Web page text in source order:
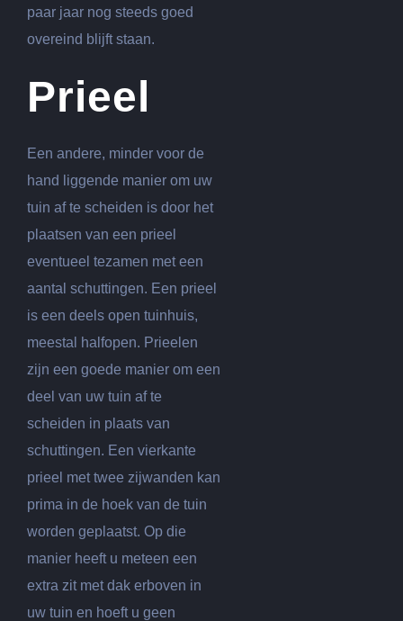
paar jaar nog steeds goed
overeind blijft staan.
Prieel
Een andere, minder voor de
hand liggende manier om uw
tuin af te scheiden is door het
plaatsen van een prieel
eventueel tezamen met een
aantal schuttingen. Een prieel
is een deels open tuinhuis,
meestal halfopen. Prieelen
zijn een goede manier om een
deel van uw tuin af te
scheiden in plaats van
schuttingen. Een vierkante
prieel met twee zijwanden kan
prima in de hoek van de tuin
worden geplaatst. Op die
manier heeft u meteen een
extra zit met dak erboven in
uw tuin en hoeft u geen